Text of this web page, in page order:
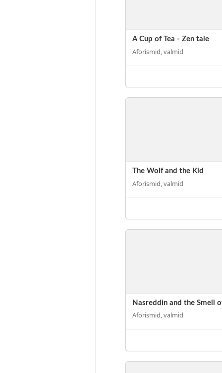
A Cup of Tea - Zen tale
Aforismid, valmid
The Wolf and the Kid
Aforismid, valmid
Nasreddin and the Smell
Aforismid, valmid